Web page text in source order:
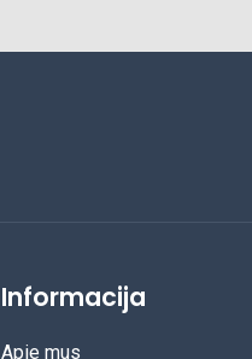
Informacija
Apie mus